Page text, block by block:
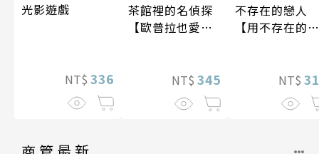
光影遊戲
NT$ 336
茶館裡的名偵探
【歐普拉也愛！
《茶館裡的嫌疑
人》續作】
NT$ 345
不存在的戀人
【用不存在的
NT$